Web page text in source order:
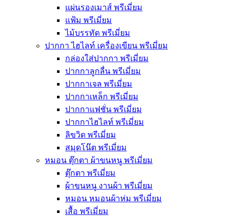
แผ่นรองเมาส์ พรีเมี่ยม
แฟ้ม พรีเมี่ยม
ไม้บรรทัด พรีเมี่ยม
ปากกา ไฮไลท์ เครื่องเขียน พรีเมี่ยม
กล่องใส่ปากกา พรีเมี่ยม
ปากกาลูกลื่น พรีเมี่ยม
ปากกาเจล พรีเมี่ยม
ปากกาเหล็ก พรีเมี่ยม
ปากกาแฟชั่น พรีเมี่ยม
ปากกาไฮไลท์ พรีเมี่ยม
ลิขวิด พรีเมี่ยม
สมุดโน๊ต พรีเมี่ยม
หมอน ตุ๊กตา ผ้าขนหนู พรีเมี่ยม
ตุ๊กตา พรีเมี่ยม
ผ้าขนหนู งานผ้า พรีเมี่ยม
หมอน หมอนผ้าห่ม พรีเมี่ยม
เสื้อ พรีเมี่ยม